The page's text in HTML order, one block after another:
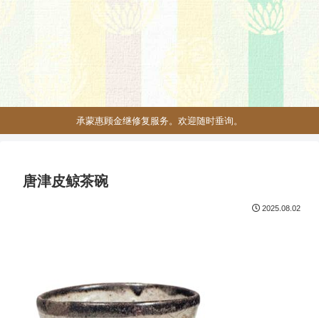
承蒙惠顾金继修复服务。欢迎随时垂询。
唐津皮鲸茶碗
2025.08.02